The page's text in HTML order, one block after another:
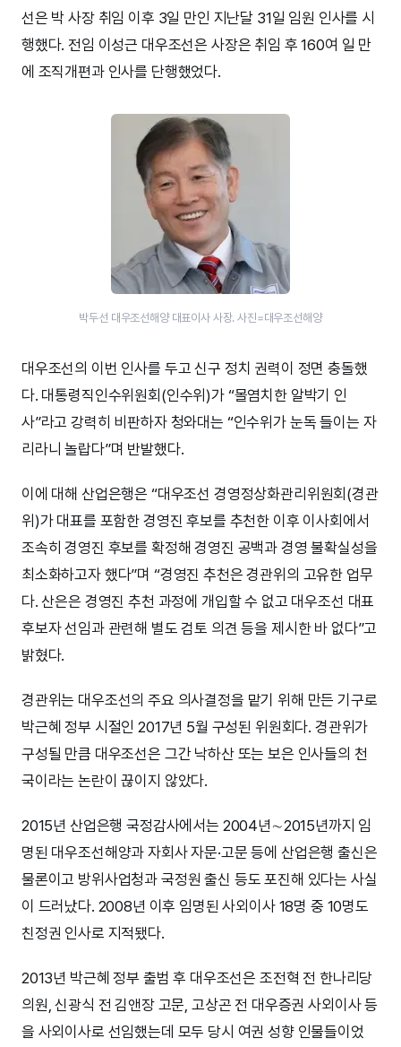
선은 박 사장 취임 이후 3일 만인 지난달 31일 임원 인사를 시
행했다. 전임 이성근 대우조선은 사장은 취임 후 160여 일 만
에 조직개편과 인사를 단행했었다.
박두선 대우조선해양 대표이사 사장. 사진=대우조선해양
대우조선의 이번 인사를 두고 신구 정치 권력이 정면 충돌했
다. 대통령직인수위원회(인수위)가 “몰염치한 알박기 인
사”라고 강력히 비판하자 청와대는 “인수위가 눈독 들이는 자
리라니 놀랍다”며 반발했다.
이에 대해 산업은행은 “대우조선 경영정상화관리위원회(경관
위)가 대표를 포함한 경영진 후보를 추천한 이후 이사회에서
조속히 경영진 후보를 확정해 경영진 공백과 경영 불확실성을
최소화하고자 했다”며 “경영진 추천은 경관위의 고유한 업무
다. 산은은 경영진 추천 과정에 개입할 수 없고 대우조선 대표
후보자 선임과 관련해 별도 검토 의견 등을 제시한 바 없다”고
밝혔다.
경관위는 대우조선의 주요 의사결정을 맡기 위해 만든 기구로
박근혜 정부 시절인 2017년 5월 구성된 위원회다. 경관위가
구성될 만큼 대우조선은 그간 낙하산 또는 보은 인사들의 천
국이라는 논란이 끊이지 않았다.
2015년 산업은행 국정감사에서는 2004년∼2015년까지 임
명된 대우조선해양과 자회사 자문·고문 등에 산업은행 출신은
물론이고 방위사업청과 국정원 출신 등도 포진해 있다는 사실
이 드러났다. 2008년 이후 임명된 사외이사 18명 중 10명도
친정권 인사로 지적됐다.
2013년 박근혜 정부 출범 후 대우조선은 조전혁 전 한나리당
의원, 신광식 전 김앤장 고문, 고상곤 전 대우증권 사외이사 등
을 사외이사로 선임했는데 모두 당시 여권 성향 인물들이었